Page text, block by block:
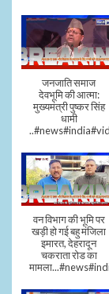
जनजाति समाज
देवभूमि की आत्मा:
मुख्यमंत्री पुष्कर सिंह
धामी
वन विभाग की भूमि पर
खड़ी हो गई बहु मंजिला
इमारत, देहरादून
चकराता रोड का